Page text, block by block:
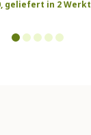
geliefert in 2